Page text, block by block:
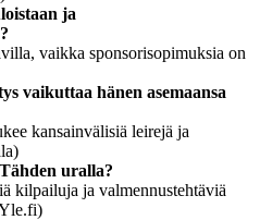
ja
vaikka sponsorisopimuksia on
vaikuttaa hänen asemaansa
kansainvälisiä leirejä ja
uralla?
kilpailuja ja valmennustehtäviä